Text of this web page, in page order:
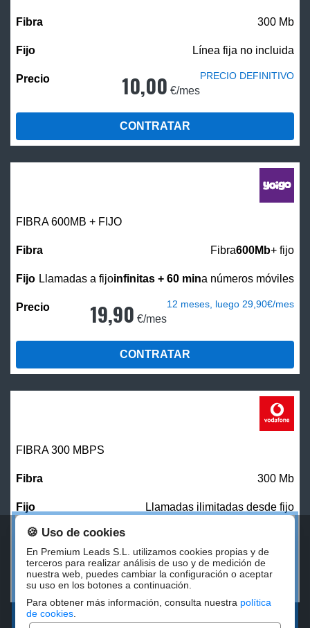
300 Mb
Línea fija no incluida
10,00 €/mes
PRECIO DEFINITIVO
CONTRATAR
FIBRA 600MB + FIJO
Fibra600Mb+ fijo
Llamadas a fijoinfinitas + 60 mina números móviles
19,90 €/mes
12 meses, luego 29,90€/mes
CONTRATAR
FIBRA 300 MBPS
300 Mb
Llamadas ilimitadas desde fijo
27,00 €/mes
CONTRATAR
🍪 Uso de cookies
En Premium Leads S.L. utilizamos cookies propias y de
terceros para realizar análisis de uso y de medición de
nuestra web, puedes cambiar la configuración o aceptar
su uso en los botones a continuación.
Para obtener más información, consulta nuestra política
de cookies